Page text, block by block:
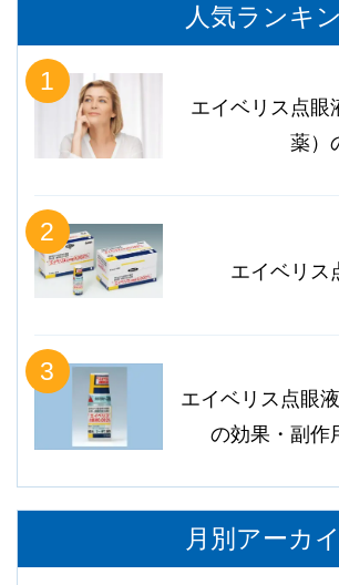
人気ランキ
1
エイベリス点眼
薬）
2
エイベリス
3
エイベリス点眼
の効果・副作
月別アーカ